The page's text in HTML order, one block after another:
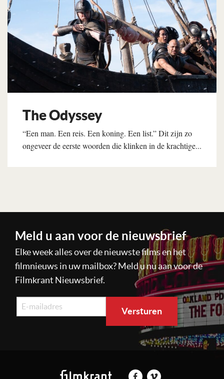
The Odyssey
“Een man. Een reis. Een koning. Een list.” Dit zijn zo
ongeveer de eerste woorden die klinken in de krachtige...
Meld u aan voor de nieuwsbrief
Elke week alles over de nieuwste films en het
filmnieuws in uw mailbox? Meld u nu aan voor de
Filmkrant Nieuwsbrief.